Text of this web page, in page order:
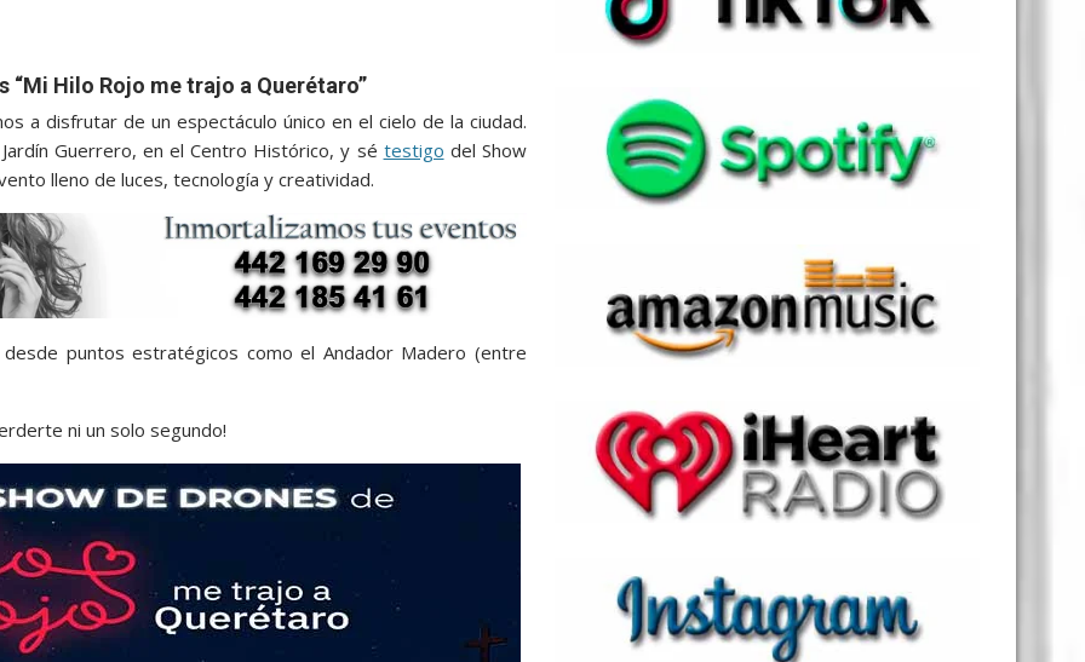
“Mi Hilo Rojo me trajo a Querétaro”
a disfrutar de un espectáculo único en el cielo de la ciudad.
Guerrero, en el Centro Histórico, y sé testigo del Show
lleno de luces, tecnología y creatividad.
puntos estratégicos como el Andador Madero (entre
ni un solo segundo!